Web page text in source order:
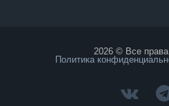
2026 © Все
Политика